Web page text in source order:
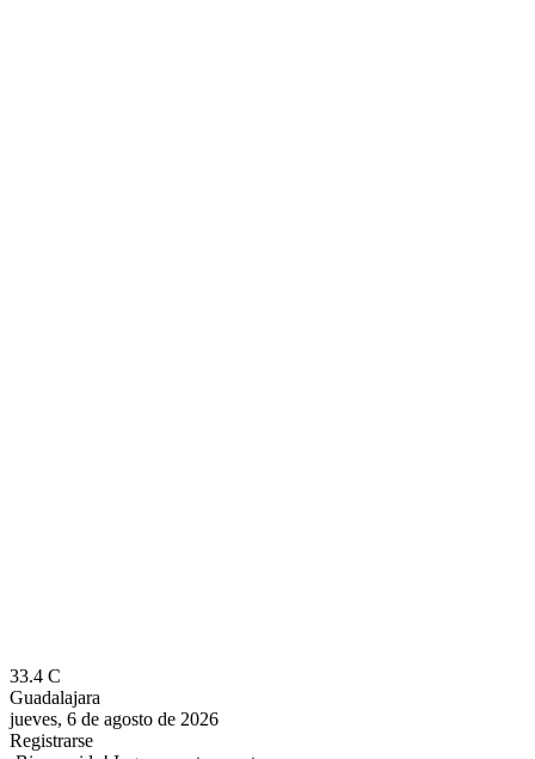
33.4 C
Guadalajara
jueves, 6 de agosto de 2026
Registrarse